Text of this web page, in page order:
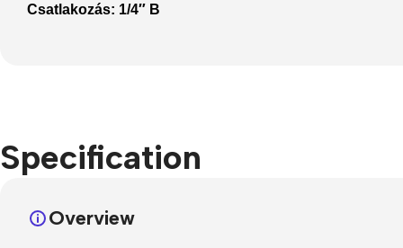
Csatlakozás: 1/4″ B
Specification
Overview